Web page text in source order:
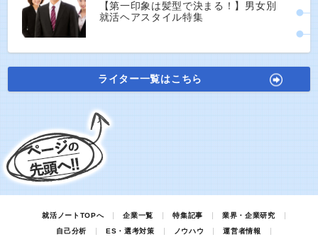
【第一印象は髪型で決まる！】男女別
就活ヘアスタイル特集
ライター一覧はこちら
就活ノートTOPへ 企業一覧 特集記事
業界・企業研究
自己分析
ES・選考対策 ノウハウ
運営者情報